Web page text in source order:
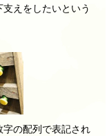
えをしたいという
の配列で表記され